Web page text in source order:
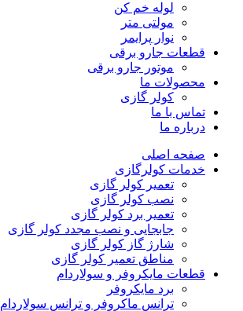
لوله خم کن
مولتی متر
نوار پرایمر
قطعات جارو برقی
موتور جارو برقی
محصولات ما
کولر گازی
تماس با ما
درباره ما
صفحه اصلی
خدمات کولرگازی
تعمیر کولر گازی
نصب کولر گازی
تعمیر برد کولر گازی
جابجایی و نصب مجدد کولر گازی
شارژ گاز کولر گازی
مناطق تعمیر کولر گازی
قطعات مایکروفر و سولاردام
برد مایکروفر
ترانس ماکروفر و ترانس سولاردام